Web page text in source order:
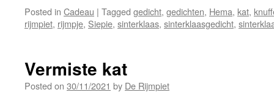
Posted in Cadeau | Tagged gedicht, gedichten, Hema, kat,
rijmpiet, rijmpje, Siepie, sinterklaas, sinterklaasgedicht,
Vermiste kat
Posted on 30/11/2021 by De Rijmpiet